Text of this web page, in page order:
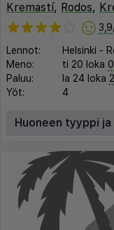
Kremastí, Rodos,
3,9
Lennot: Helsinki -
Meno:
ti 20 loka
Paluu:
la 24 loka
Yöt:
4
Huoneen tyyppi